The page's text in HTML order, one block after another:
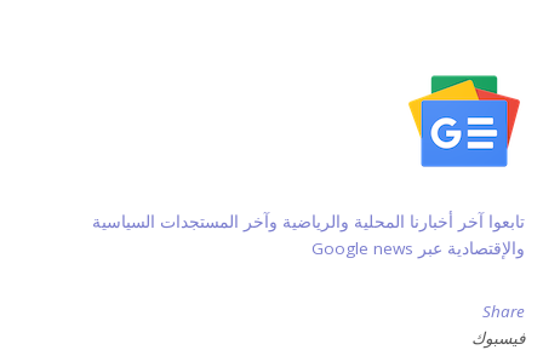
تابعوا آخر أخبارنا المحلية والرياضية وآخر المستجدات السياسية
والإقتصادية عبر Google news
Share
فيسبوك